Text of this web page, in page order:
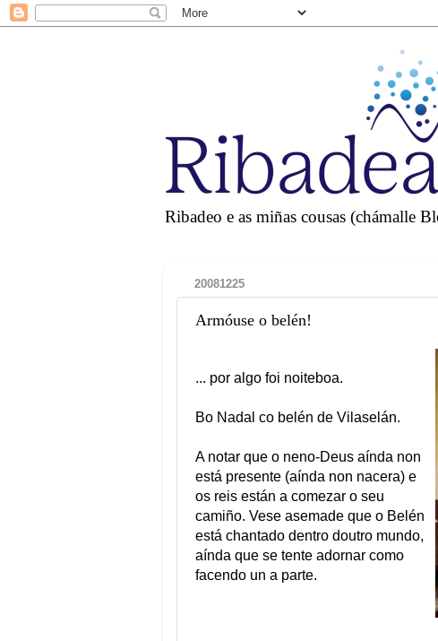
Ribadeo e as miñas cousas (chámalle
20081225
Armóuse o belén!
... por algo foi noiteboa.
Bo Nadal co belén de Vilaselán.
A notar que o neno-Deus aínda non
está presente (aínda non nacera) e
os reis están a comezar o seu
camiño. Vese asemade que o Belén
está chantado dentro doutro mundo,
aínda que se tente adornar como
facendo un a parte.